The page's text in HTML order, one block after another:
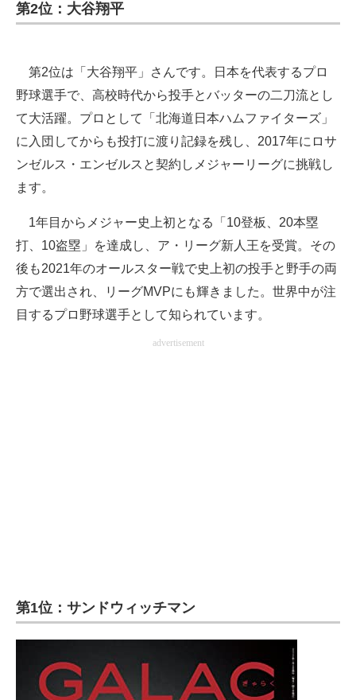
エネルギーの専門メディア
ちょっと気になるネットの話題
第2位：大谷翔平
第2位は「大谷翔平」さんです。日本を代表するプロ
野球選手で、高校時代から投手とバッターの二刀流とし
て大活躍。プロとして「北海道日本ハムファイターズ」
に入団してからも投打に渡り記録を残し、2017年にロサ
ンゼルス・エンゼルスと契約しメジャーリーグに挑戦し
ます。
1年目からメジャー史上初となる「10登板、20本塁
打、10盗塁」を達成し、ア・リーグ新人王を受賞。その
後も2021年のオールスター戦で史上初の投手と野手の両
方で選出され、リーグMVPにも輝きました。世界中が注
目するプロ野球選手として知られています。
advertisement
第1位：サンドウィッチマン